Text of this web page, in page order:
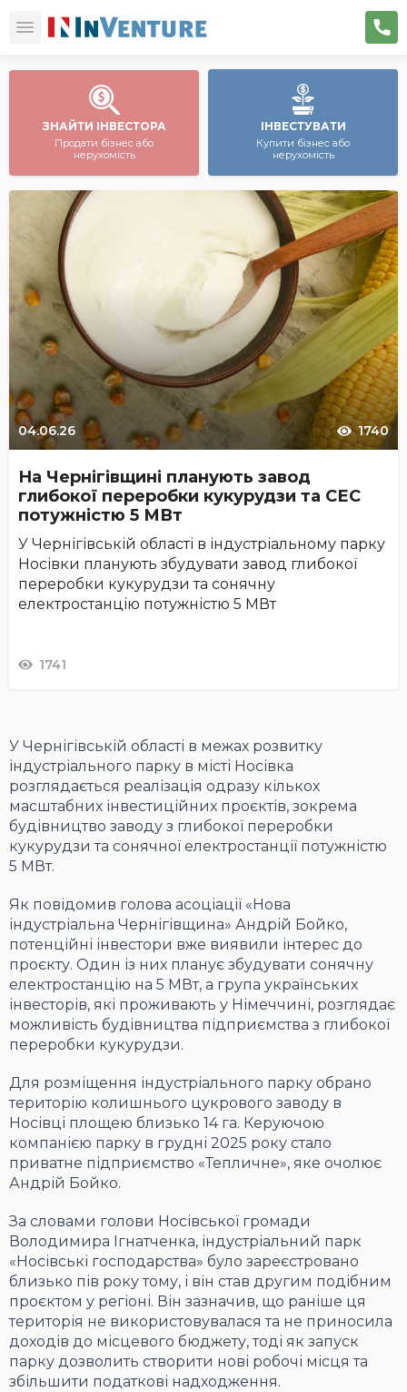
ЗНАЙТИ ІНВЕСТОРА
Продати бізнес або
нерухомість
ІНВЕСТУВАТИ
Купити бізнес або
нерухомість
04.06.26 1740
На Чернігівщині планують завод
глибокої переробки кукурудзи та СЕС
потужністю 5 МВт
У Чернігівській області в індустріальному парку
Носівки планують збудувати завод глибокої
переробки кукурудзи та сонячну
електростанцію потужністю 5 МВт
1741
У Чернігівській області в межах розвитку
індустріального парку в місті Носівка
розглядається реалізація одразу кількох
масштабних інвестиційних проєктів, зокрема
будівництво заводу з глибокої переробки
кукурудзи та сонячної електростанції потужністю
5 МВт.
Як повідомив голова асоціації «Нова
індустріальна Чернігівщина» Андрій Бойко,
потенційні інвестори вже виявили інтерес до
проєкту. Один із них планує збудувати сонячну
електростанцію на 5 МВт, а група українських
інвесторів, які проживають у Німеччині, розглядає
можливість будівництва підприємства з глибокої
переробки кукурудзи.
Для розміщення індустріального парку обрано
територію колишнього цукрового заводу в
Носівці площею близько 14 га. Керуючою
компанією парку в грудні 2025 року стало
приватне підприємство «Тепличне», яке очолює
Андрій Бойко.
За словами голови Носівської громади
Володимира Ігнатченка, індустріальний парк
«Носівські господарства» було зареєстровано
близько пів року тому, і він став другим подібним
проєктом у регіоні. Він зазначив, що раніше ця
територія не використовувалася та не приносила
доходів до місцевого бюджету, тоді як запуск
парку дозволить створити нові робочі місця та
збільшити податкові надходження.